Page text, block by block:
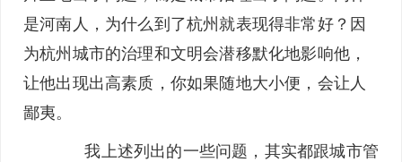
是河南人，为什么到了杭州就表现得非常好？因
为杭州城市的治理和文明会潜移默化地影响他，
让他出现出高素质，你如果随地大小便，会让人
鄙夷。
我上述列出的一些问题，其实都跟城市管